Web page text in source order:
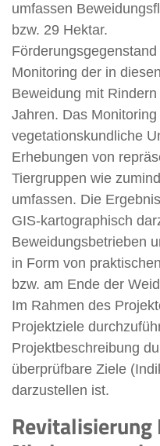
umfassen
bzw. 29 Hektar.
Monitoring der in
Beweidung mit
Jahren. Das
vegetationskundliche
Erhebungen von
Tiergruppen wie
umfassen. Die
GIS-kartographisch
Beweidungsbetrieben
in Form von
bzw. am Ende der
Im Rahmen des
Projektziele
Projektbeschreibung
überprüfbare Ziele
darzustellen ist.
Revitalisierung